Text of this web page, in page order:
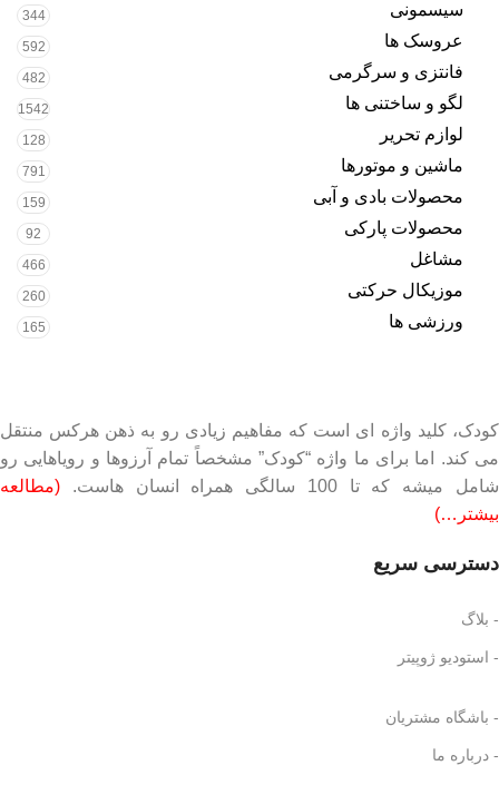
سیسمونی 344
عروسک ها 592
فانتزی و سرگرمی 482
لگو و ساختنی ها 1542
لوازم تحریر 128
ماشین و موتورها 791
محصولات بادی و آبی 159
محصولات پارکی 92
مشاغل 466
موزیکال حرکتی 260
ورزشی ها 165
کودک، کلید واژه ای است که مفاهیم زیادی رو به ذهن هرکس منتقل
می کند. اما برای ما واژه “کودک” مشخصاً تمام آرزوها و رویاهایی رو
شامل میشه که تا 100 سالگی همراه انسان هاست.
(مطالعه
بیشتر…)
دسترسی سریع
- بلاگ
- استودیو ژوپیتر
- باشگاه مشتریان
- درباره ما